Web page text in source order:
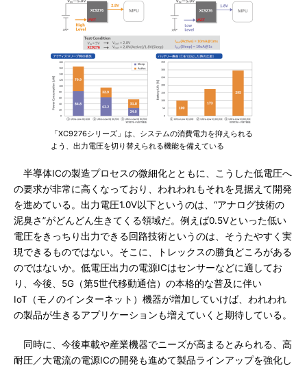
「XC9276シリーズ」は、システムの消費電力を抑えられる
よう、出力電圧を切り替えられる機能を備えている
半導体ICの製造プロセスの微細化とともに、こうした低電圧へ
の要求が非常に高くなっており、われわれもそれを見据えて開発
を進めている。出力電圧1.0V以下というのは、“アナログ技術の
泥臭さ”がどんどん生きてくる領域だ。例えば0.5Vといった低い
電圧をきっちり出力できる回路技術というのは、そうたやすく実
現できるものではない。そこに、トレックスの勝負どころがある
のではないか。低電圧出力の電源ICはセンサーなどに適してお
り、今後、5G（第5世代移動通信）の本格的な普及に伴い
IoT（モノのインターネット）機器が増加していけば、われわれ
の製品が生きるアプリケーションも増えていくと期待している。
同時に、今後車載や産業機器でニーズが高まるとみられる、高
耐圧／大電流の電源ICの開発も進めて製品ラインアップを強化し